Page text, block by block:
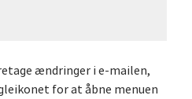
ændringer i e-mailen,
for at åbne menuen